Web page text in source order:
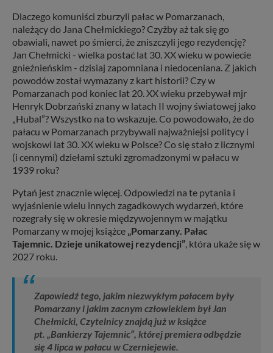
Dlaczego komuniści zburzyli pałac w Pomarzanach,
należący do Jana Chełmickiego? Czyżby aż tak się go
obawiali, nawet po śmierci, że zniszczyli jego rezydencję?
Jan Chełmicki - wielka postać lat 30. XX wieku w powiecie
gnieźnieńskim - dzisiaj zapomniana i niedoceniana. Z jakich
powodów został wymazany z kart historii? Czy w
Pomarzanach pod koniec lat 20. XX wieku przebywał mjr
Henryk Dobrzański znany w latach II wojny światowej jako
„Hubal”? Wszystko na to wskazuje. Co powodowało, że do
pałacu w Pomarzanach przybywali najważniejsi politycy i
wojskowi lat 30. XX wieku w Polsce? Co się stało z licznymi
(i cennymi) dziełami sztuki zgromadzonymi w pałacu w
1939 roku?
Pytań jest znacznie więcej. Odpowiedzi na te pytania i
wyjaśnienie wielu innych zagadkowych wydarzeń, które
rozegrały się w okresie międzywojennym w majątku
Pomarzany w mojej książce „Pomarzany. Pałac
Tajemnic. Dzieje unikatowej rezydencji” , która ukaże się w
2027 roku.
Zapowiedź tego, jakim niezwykłym pałacem były
Pomarzany i jakim zacnym człowiekiem był Jan
Chełmicki, Czytelnicy znajdą już w książce
pt. „Bankierzy Tajemnic”, której premiera odbędzie
się 4 lipca w pałacu w Czerniejewie.